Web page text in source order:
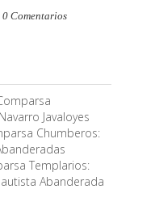
0 Comentarios
Javaloyes
Chumberos:
Templarios:
Abanderada